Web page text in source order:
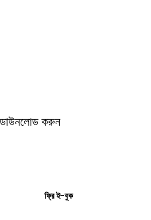
ডাউনলোড করুন
ফ্রি ই-বুক